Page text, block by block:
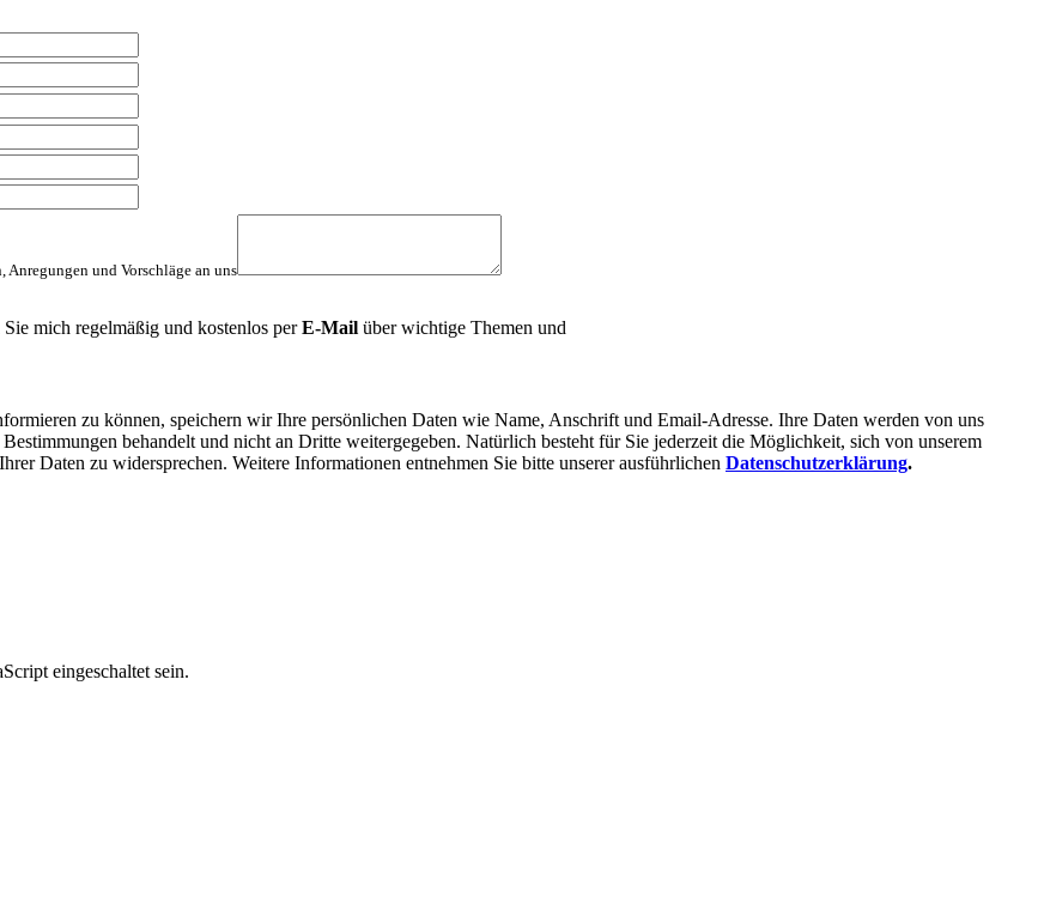
Anregungen und Vorschläge an uns
mich regelmäßig und kostenlos perE-Mail über wichtige Themen und
zu können, speichern wir Ihre persönlichen Daten wie Name, Anschrift und Email-Adresse. Ihre Daten werden von uns
behandelt und nicht an Dritte weitergegeben. Natürlich besteht für Sie jederzeit die Möglichkeit, sich von unserem
Daten zu widersprechen. Weitere Informationen entnehmen Sie bitte unserer ausführlichen Datenschutzerklärung.
eingeschaltet sein.